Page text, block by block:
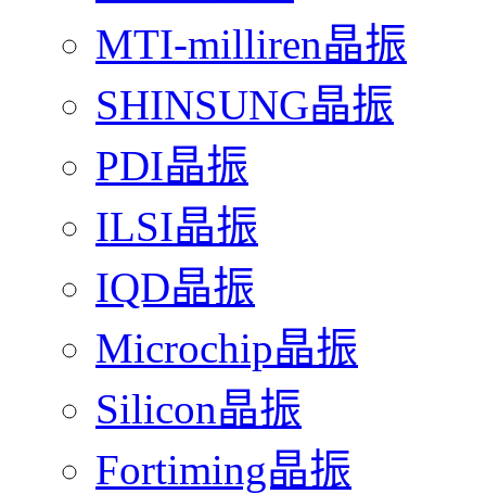
MTI-milliren晶振
SHINSUNG晶振
PDI晶振
ILSI晶振
IQD晶振
Microchip晶振
Silicon晶振
Fortiming晶振